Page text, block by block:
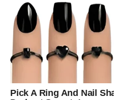
Karmička nagrada
Emotivna sreća i osjećaj
Srce konačno
zaslužuje